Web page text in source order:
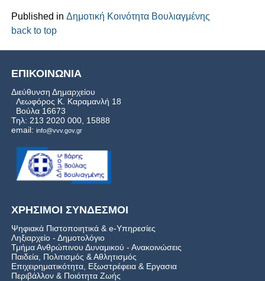
Published in Δημοτική Κοινότητα Βουλιαγμένης
back to top
ΕΠΙΚΟΙΝΩΝΙΑ
Διεύθυνση Δημαρχείου
Λεωφόρος Κ. Καραμανλή 18
Βούλα 16673
Τηλ: 213 2020 000, 15888
email: info@vvv.gov.gr
ΧΡΗΣΙΜΟΙ ΣΥΝΔΕΣΜΟΙ
Ψηφιακά Πιστοποιητικά & e-Υπηρεσίες
Ληξιαρχείο - Δημοτολόγιο
Τμήμα Ανθρώπινου Δυναμικού - Ανακοινώσεις
Παιδεία, Πολιτισμός & Αθλητισμός
Επιχειρηματικότητα, Εξωστρέφεια & Εργασια
Περιβάλλον & Ποιότητα Ζωής